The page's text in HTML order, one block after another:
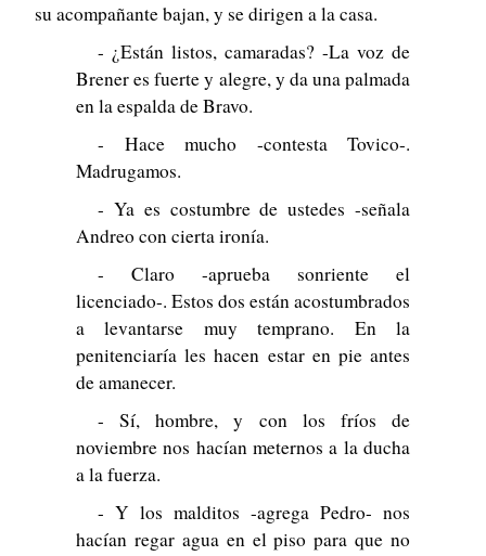
su acompañante bajan, y se dirigen a la casa.
- ¿Están listos, camaradas? -La voz de
Brener es fuerte y alegre, y da una palmada
en la espalda de Bravo.
- Hace mucho -contesta Tovico-.
Madrugamos.
- Ya es costumbre de ustedes -señala
Andreo con cierta ironía.
- Claro -aprueba sonriente el
licenciado-. Estos dos están acostumbrados
a levantarse muy temprano. En la
penitenciaría les hacen estar en pie antes
de amanecer.
- Sí, hombre, y con los fríos de
noviembre nos hacían meternos a la ducha
a la fuerza.
- Y los malditos -agrega Pedro- nos
hacían regar agua en el piso para que no